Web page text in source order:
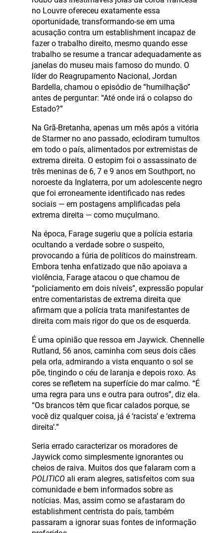
no Louvre ofereceu exatamente essa
oportunidade, transformando-se em uma
acusação contra um establishment incapaz de
fazer o trabalho direito, mesmo quando esse
trabalho se resume a trancar adequadamente as
janelas do museu mais famoso do mundo. O
líder do Reagrupamento Nacional, Jordan
Bardella, chamou o episódio de “humilhação”
antes de perguntar: “Até onde irá o colapso do
Estado?”
Na Grã-Bretanha, apenas um mês após a vitória
de Starmer no ano passado, eclodiram tumultos
em todo o país, alimentados por extremistas de
extrema direita. O estopim foi o assassinato de
três meninas de 6, 7 e 9 anos em Southport, no
noroeste da Inglaterra, por um adolescente negro
que foi erroneamente identificado nas redes
sociais — em postagens amplificadas pela
extrema direita — como muçulmano.
Na época, Farage sugeriu que a polícia estaria
ocultando a verdade sobre o suspeito,
provocando a fúria de políticos do mainstream.
Embora tenha enfatizado que não apoiava a
violência, Farage atacou o que chamou de
“policiamento em dois níveis”, expressão popular
entre comentaristas de extrema direita que
afirmam que a polícia trata manifestantes de
direita com mais rigor do que os de esquerda.
É uma opinião que ressoa em Jaywick. Chennelle
Rutland, 56 anos, caminha com seus dois cães
pela orla, admirando a vista enquanto o sol se
põe, tingindo o céu de laranja e depois roxo. As
cores se refletem na superfície do mar calmo. “É
uma regra para uns e outra para outros”, diz ela.
“Os brancos têm que ficar calados porque, se
você diz qualquer coisa, já é ‘racista’ e ‘extrema
direita’.”
Seria errado caracterizar os moradores de
Jaywick como simplesmente ignorantes ou
cheios de raiva. Muitos dos que falaram com a
POLITICO ali eram alegres, satisfeitos com sua
comunidade e bem informados sobre as
notícias. Mas, assim como se afastaram do
establishment centrista do país, também
passaram a ignorar suas fontes de informação